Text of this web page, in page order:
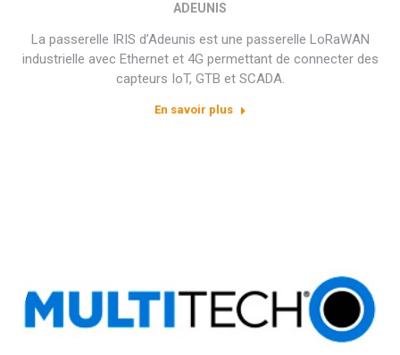
ADEUNIS
La passerelle IRIS d’Adeunis est une passerelle LoRaWAN
industrielle avec Ethernet et 4G permettant de connecter des
capteurs IoT, GTB et SCADA.
En savoir plus